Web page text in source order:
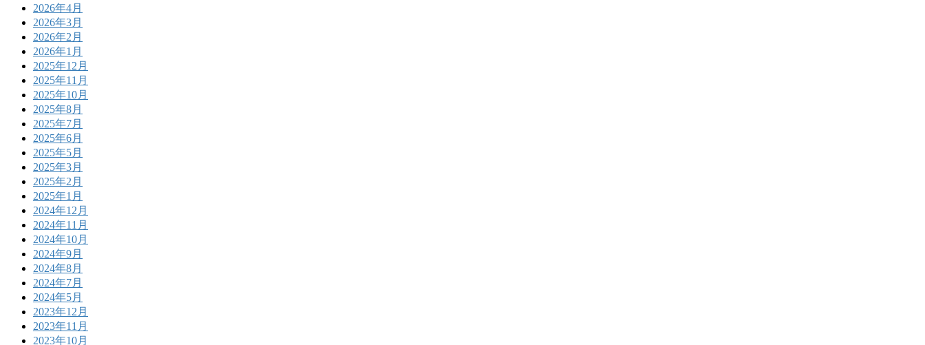
2026年4月
2026年3月
2026年2月
2026年1月
2025年12月
2025年11月
2025年10月
2025年8月
2025年7月
2025年6月
2025年5月
2025年3月
2025年2月
2025年1月
2024年12月
2024年11月
2024年10月
2024年9月
2024年8月
2024年7月
2024年5月
2023年12月
2023年11月
2023年10月